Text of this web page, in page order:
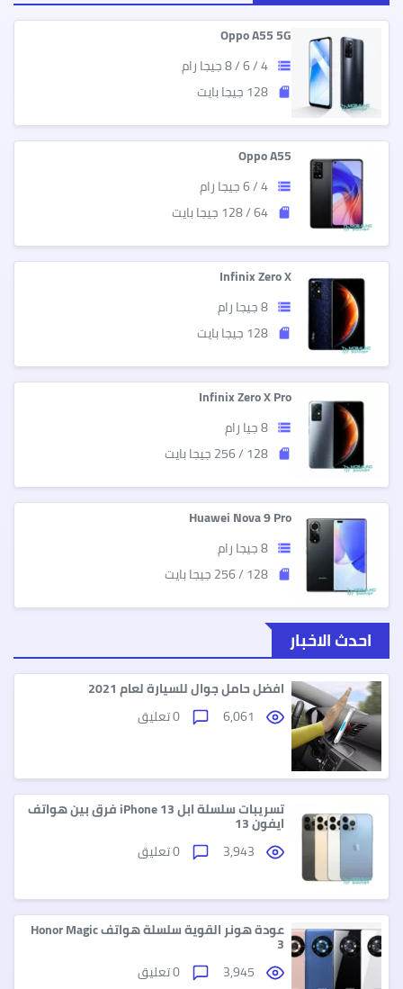
Oppo A55 5G
storage 4 / 6 / 8 جيجا رام
sd_storage 128 جيجا بايت
Oppo A55
storage 4 / 6 جيجا رام
sd_storage 64 / 128 جيجا بايت
Infinix Zero X
storage 8 جيجا رام
sd_storage 128 جيجا بايت
Infinix Zero X Pro
storage 8 جيا رام
sd_storage 128 / 256 جيجا بايت
Huawei Nova 9 Pro
storage 8 جيجا رام
sd_storage 128 / 256 جيجا بايت
احدث الاخبار
افضل حامل جوال للسيارة لعام 2021
تسريبات سلسلة ابل iPhone 13 فرق بين هواتف
ايفون 13
عودة هونر القوية سلسلة هواتف Honor Magic
3